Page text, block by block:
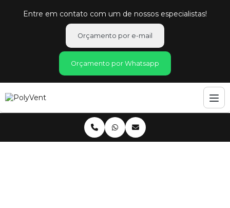
Entre em contato com um de nossos especialistas!
Orçamento por e-mail
Orçamento por Whatsapp